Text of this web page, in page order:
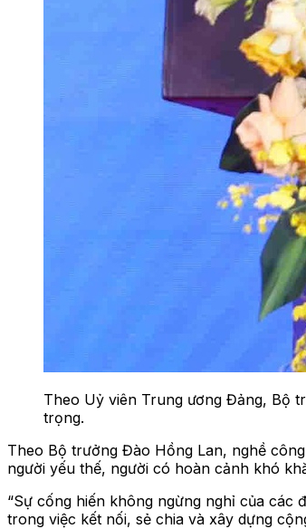
Theo Uỷ viên Trung ương Đảng, Bộ
trọng.
Theo Bộ trưởng Đào Hồng Lan, nghề
người yếu thế, người có hoàn cảnh khó
“Sự cống hiến không ngừng nghỉ của các
trong việc kết nối, sẻ chia và xây dựng